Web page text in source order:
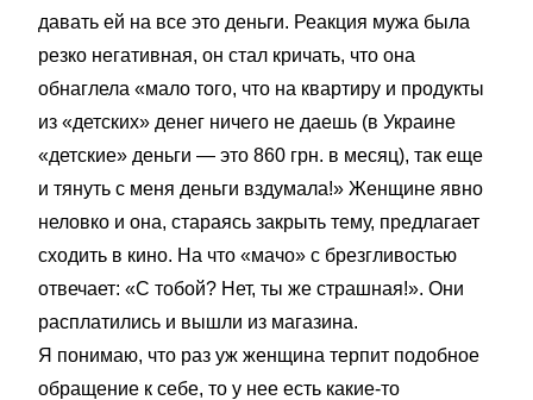
давать ей на все это деньги. Реакция мужа была
резко негативная, он стал кричать, что она
обнаглела «мало того, что на квартиру и продукты
из «детских» денег ничего не даешь (в Украине
«детские» деньги — это 860 грн. в месяц), так еще
и тянуть с меня деньги вздумала!» Женщине явно
неловко и она, стараясь закрыть тему, предлагает
сходить в кино. На что «мачо» с брезгливостью
отвечает: «С тобой? Нет, ты же страшная!». Они
расплатились и вышли из магазина.
Я понимаю, что раз уж женщина терпит подобное
обращение к себе, то у нее есть какие-то